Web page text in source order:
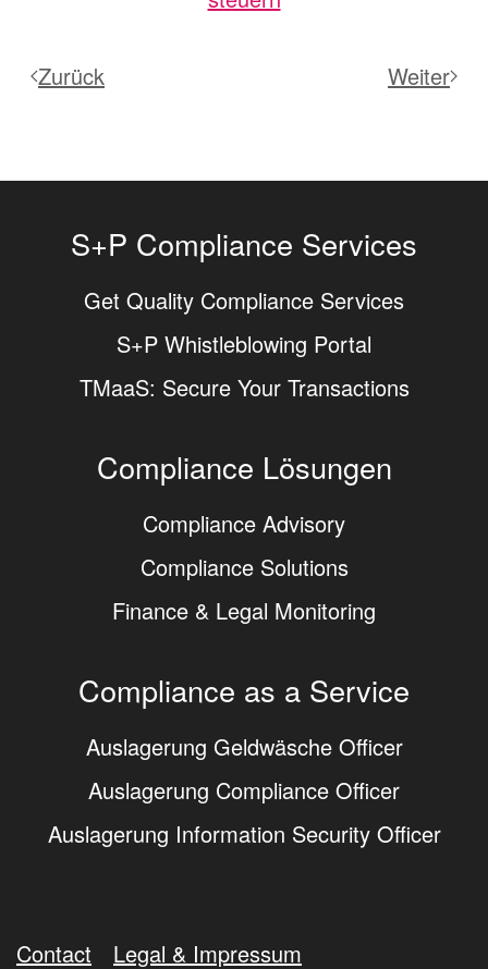
Zurück Weiter
S+P Compliance Services
Get Quality Compliance Services
S+P Whistleblowing Portal
TMaaS: Secure Your Transactions
Compliance Lösungen
Compliance Advisory
Compliance Solutions
Finance & Legal Monitoring
Compliance as a Service
Auslagerung Geldwäsche Officer
Auslagerung Compliance Officer
Auslagerung Information Security Officer
Contact Legal & Impressum